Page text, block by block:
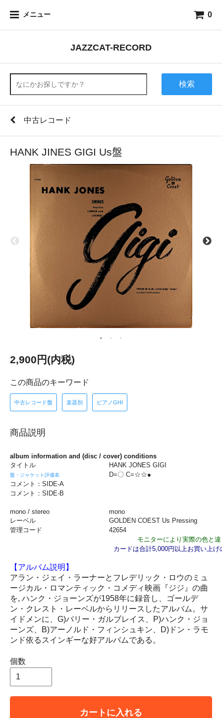
メニュー 0
JAZZCAT-RECORD
検索
中古レコード
HANK JINES GIGI Us盤
2,900円(内税)
この商品のキーワード
中古レコード盤 楽器別 ピアノGHI
商品説明
album information and (disc / cover) conditions
タイトル
HANK JONES GIGI
盤・ジャケット評価表
D=〇 C=☆☆●
コメント：SIDE-A
コメント：SIDE-B
mono / stereo
mono
レーベル
GOLDEN COEST Us
管理コード
42654
モニターにより実際の色と
カードは合計5,000円以上お買い上
【アルバム説明】
アラン・ジェイ・ラーナーとフレデリック・ロウのミュ
ージカル・ロマンティック・コメディ映画『ジジ』の曲
を, ハンク・ジョーンズが1958年に録音し、ゴールデ
ン・クレスト・レーベルからリリースしたアルバム。サ
イドメンに、G)バリー・ガルブレイス、P)ハンク・ジョ
ーンズ、B)アーノルド・フィンシュキン、D)ドン・ラモ
ンド依るスインギーな好アルバムである。
個数
カートに入れる